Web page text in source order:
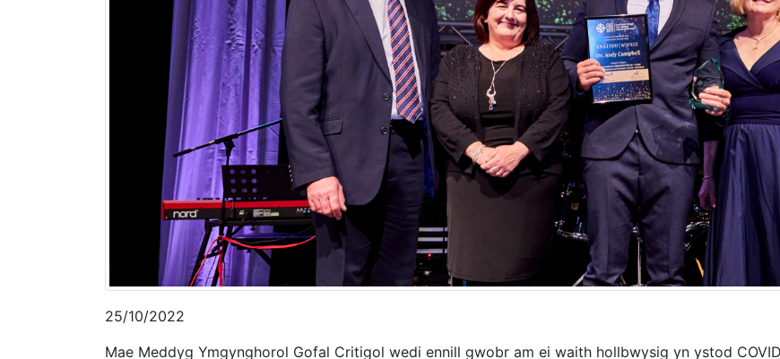
25/10/2022
Mae Meddyg Ymgynghorol Gofal Critigol wedi ennill gwobr am ei waith hollbwysig yn ystod